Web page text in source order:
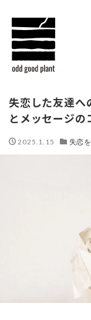
失恋した友達へ
とメッセージの
2025.1.15 失恋